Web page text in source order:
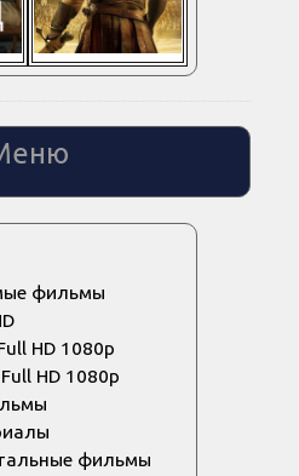
фильмы
HD 1080p
HD 1080p
фильмы